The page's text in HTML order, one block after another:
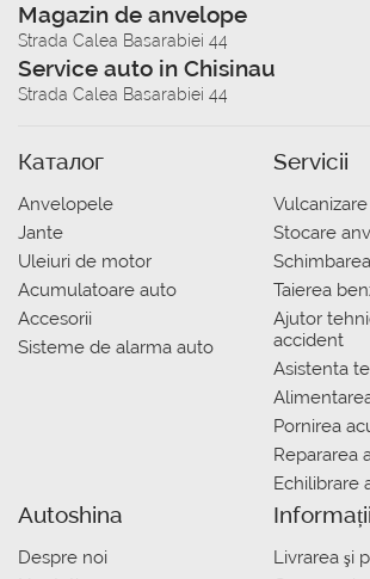
Magazin de anvelope
Strada Calea Basarabiei 44
Service auto in Chisinau
Strada Calea Basarabiei 44
Каталог
Anvelopele
Jante
Uleiuri de motor
Acumulatoare auto
Accesorii
Sisteme de alarma auto
Servicii
Stocare
Taierea
Ajutor
accident
Asistenta
Pornirea
Repararea
Echilibrare
Autoshina
Despre noi
Livrarea şi